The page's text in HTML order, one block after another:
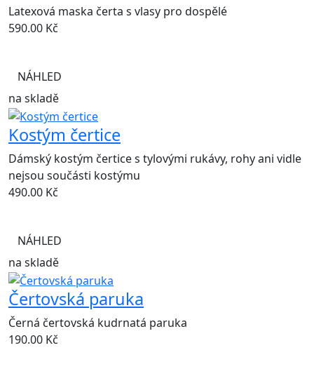
Latexová maska čerta s vlasy pro dospělé
590.00 Kč
NÁHLED
na skladě
Kostým čertice
Dámský kostým čertice s tylovými rukávy, rohy ani vidle
nejsou součásti kostýmu
490.00 Kč
NÁHLED
na skladě
Čertovská paruka
Černá čertovská kudrnatá paruka
190.00 Kč